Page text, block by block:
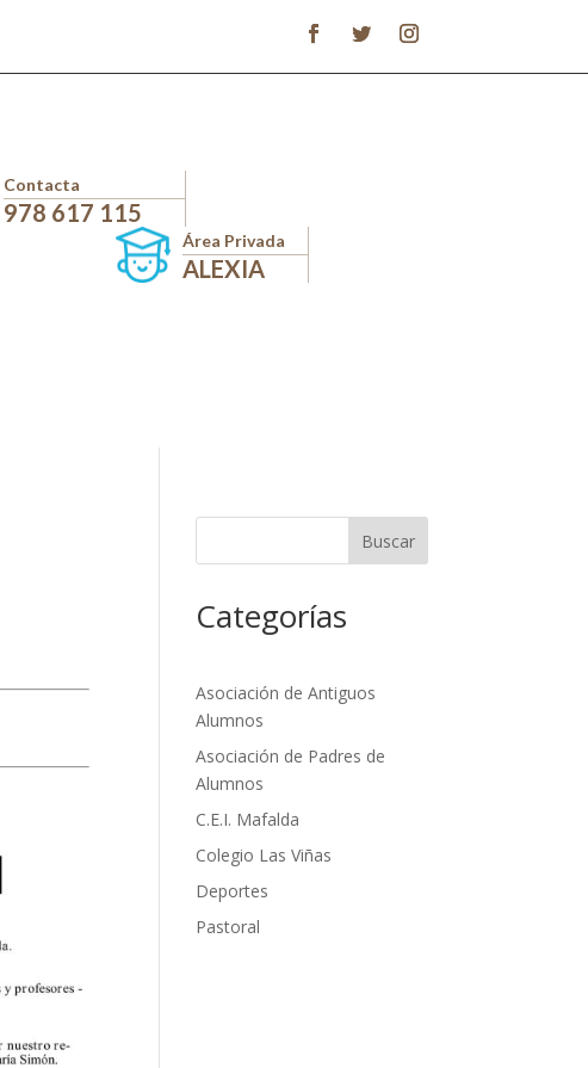
Contacta
978 617 115
Área Privada
ALEXIA
Buscar
Categorías
Asociación de Antiguos
Alumnos
Asociación de Padres de
Alumnos
C.E.I. Mafalda
Colegio Las Viñas
Deportes
Pastoral